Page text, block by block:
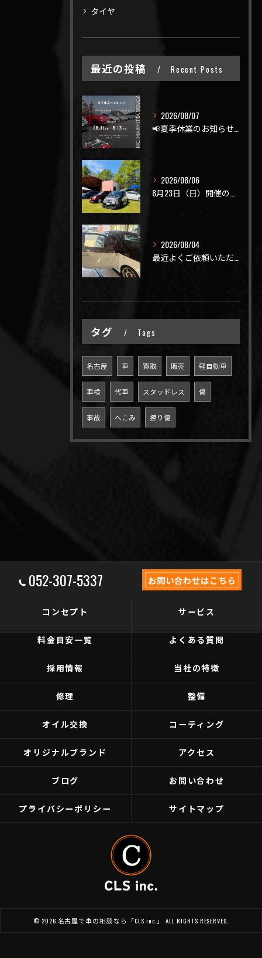
タイヤ
最近の投稿 Recent Posts
2026/08/07
2026/08/06
2026/08/04
タグ Tags
名古屋 車 買取 販売 軽自動車
車検 代車 スタッドレス 傷
事故 へこみ 擦り傷
052-307-5337 お問い合わせはこちら
コンセプト サービス
料金目安一覧 よくある質問
採用情報 当社の特徴
修理 整備
オイル交換 コーティング
オリジナルブランド アクセス
ブログ お問い合わせ
プライバシーポリシー サイトマップ
© 2026 名古屋で車の相談なら「CLS inc.」 ALL RIGHTS RESERVED.